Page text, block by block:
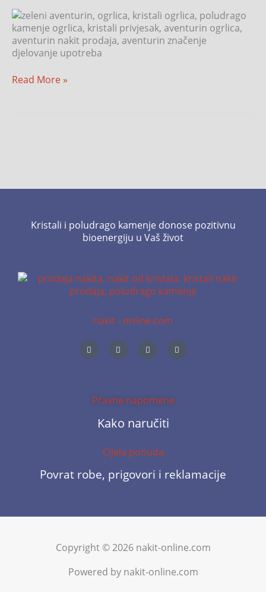
Read More »
Kristali i poludrago kamenje donose pozitivnu
bioenergiju u Vaš život
nakit - online.com
n
s
t
m
w
i
t
i
n
k
-
i
a
c
e
Pravne napomene
Kako naručiti
Cijela ponuda
Povrat robe, prigovori i reklamacije
Copyright © 2026 nakit-online.com
Powered by nakit-online.com